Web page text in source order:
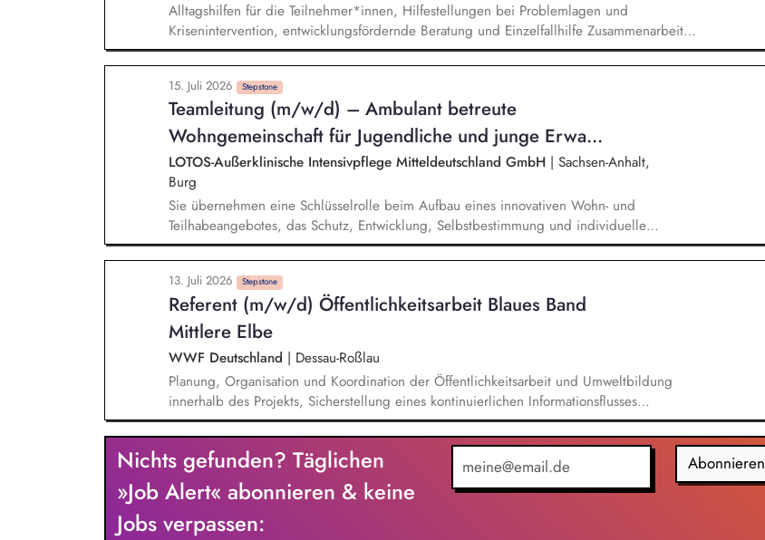
Alltagshilfen für die Teilnehmer*innen, Hilfestellungen bei Problemlagen und
Krisenintervention, entwicklungsfördernde Beratung und Einzelfallhilfe Zusammenarbeit
und Informationsaustausch im Team Kooperation mit den zuständigen Betrieben sowie dem
Bedarfsträger Erstellung und Pflege der individuellen Förderplanung sowie die
Dokumentation des Förderverlaufes Bewerbungsunterstützung Stabilisierung der
Teilnehmer*innen nach Aufnahme einer Beschäftigung
15. Juli 2026 Stepstone
Teamleitung (m/w/d) – Ambulant betreute
Wohngemeinschaft für Jugendliche und junge Erwa...
LOTOS-Außerklinische Intensivpflege Mitteldeutschland GmbH | Sachsen-Anhalt,
Burg
Sie übernehmen eine Schlüsselrolle beim Aufbau eines innovativen Wohn- und
Teilhabeangebotes, das Schutz, Entwicklung, Selbstbestimmung und individuelle
Förderung in den Mittelpunkt stellt. Fachliche und organisatorische Leitung des
Wohngruppen-Teams, Sicherstellung einer qualitativ hochwertigen Betreuung und
Förderung der Bewohner:innen, Dienst- und Urlaubsplanung sowie Personalführung,
Umsetzung und Weiterentwicklung des pädagogischen und autismusspezifischen
Konzeptes, Koordination der Hilfeplanung und Dokumentation gemäß SGB VIII, SGB IX
und SGB XI.
13. Juli 2026 Stepstone
Referent (m/w/d) Öffentlichkeitsarbeit Blaues Band
Mittlere Elbe
WWF Deutschland | Dessau-Roßlau
Planung, Organisation und Koordination der Öffentlichkeitsarbeit und Umweltbildung
innerhalb des Projekts, Sicherstellung eines kontinuierlichen Informationsflusses
gegenüber Projektpartnern und relevanten Akteuren, Planung und Organisation von
Exkursionen in das Projektgebiet für unterschiedliche Zielgruppen sowie Vorbereitung und
Durchführung von Pressefahrten und Fach- und Informationsreisen für kommunale,
regionale und weitere Entscheidungsträger, Organisation und Begleitung von
projektbezogenen Arbeitsgruppen, Dialogformaten, Informationsveranstaltungen und
Beteiligungsprozessen.
Nichts gefunden? Täglichen
»Job Alert« abonnieren & keine
Jobs verpassen:
Abonnieren